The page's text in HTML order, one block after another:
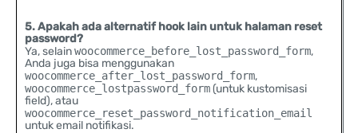
5. Apakah ada alternatif hook lain untuk halaman reset
password?
Ya, selainwoocommerce_before_lost_password_form,
Anda juga bisa menggunakan
woocommerce_after_lost_password_form,
woocommerce_lostpassword_form(untuk kustomisasi
field), atau
woocommerce_reset_password_notification_email
untuk email notifikasi.